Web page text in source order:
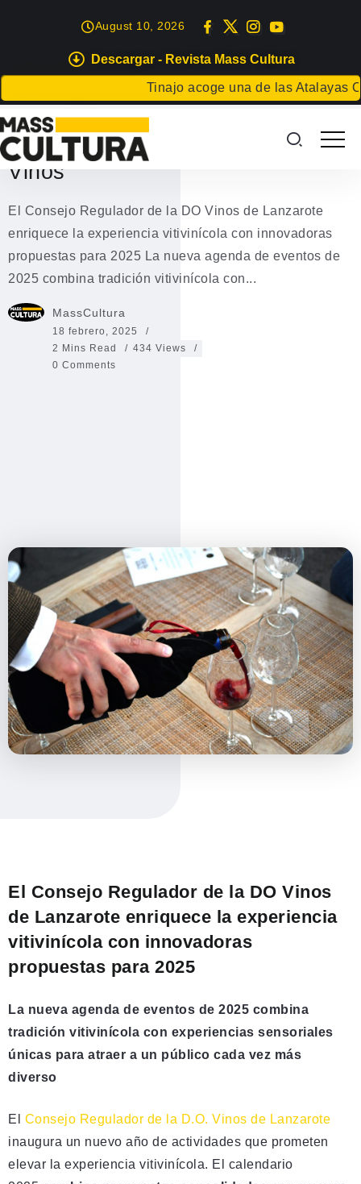
Descargar - Revista Mass Cultura
Tinajo acoge una de las Atalayas
August 10, 2026
EVENTOS
Innovadoras propuestas del
Consejo Regulador de la DO
Vinos
El Consejo Regulador de la DO Vinos de Lanzarote
enriquece la experiencia vitivinícola con innovadoras
propuestas para 2025 La nueva agenda de eventos de
2025 combina tradición vitivinícola con...
MassCultura
18 febrero, 2025
2 Mins Read
434 Views
0 Comments
El Consejo Regulador de la DO Vinos
de Lanzarote enriquece la experiencia
vitivinícola con innovadoras
propuestas para 2025
La nueva agenda de eventos de 2025 combina
tradición vitivinícola con experiencias sensoriales
únicas para atraer a un público cada vez más
diverso
El Consejo Regulador de la D.O. Vinos de Lanzarote
inaugura un nuevo año de actividades que prometen
elevar la experiencia vitivinícola. El calendario